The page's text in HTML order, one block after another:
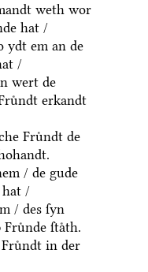
weth wor
hat /
ydt em an de
/
wert de
erkandt
Fruͤndt de
/ de gude
hat /
/ des ſyn
ſtaͤth.
in der